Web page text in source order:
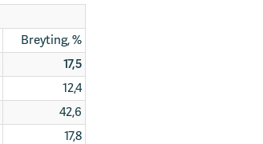
Breyting, %
17,5
12,4
42,6
17,8